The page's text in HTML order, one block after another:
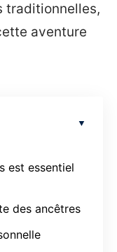
traditionnelles,
aventure
est essentiel
des ancêtres